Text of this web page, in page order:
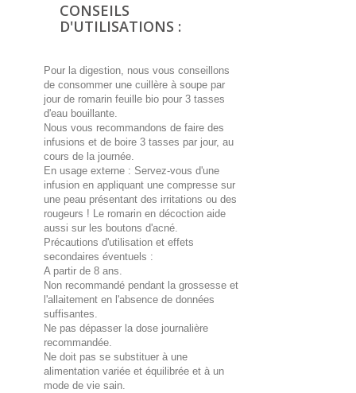
CONSEILS
D'UTILISATIONS :
Pour la digestion, nous vous conseillons
de consommer une cuillère à soupe par
jour de romarin feuille bio pour 3 tasses
d'eau bouillante.
Nous vous recommandons de faire des
infusions et de boire 3 tasses par jour, au
cours de la journée.
En usage externe : Servez-vous d'une
infusion en appliquant une compresse sur
une peau présentant des irritations ou des
rougeurs ! Le romarin en décoction aide
aussi sur les boutons d'acné.
Précautions d'utilisation et effets
secondaires éventuels :
A partir de 8 ans.
Non recommandé pendant la grossesse et
l'allaitement en l'absence de données
suffisantes.
Ne pas dépasser la dose journalière
recommandée.
Ne doit pas se substituer à une
alimentation variée et équilibrée et à un
mode de vie sain.